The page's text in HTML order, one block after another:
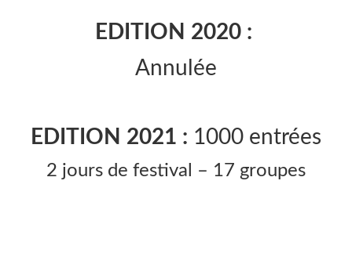
EDITION 2020 :
Annulée
EDITION 2021 : 1000 entrées
2 jours de festival – 17 groupes